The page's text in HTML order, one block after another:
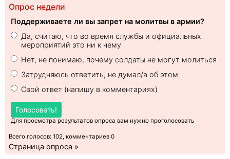
Опрос недели
Поддерживаете ли вы запрет на молитвы в армии?
Да, считаю, что во время службы и официальных
мероприятий это ни к чему
Нет, не понимаю, почему солдаты не могут молиться
Затрудняюсь ответить, не думал/а об этом
Свой ответ (напишу в комментариях)
Голосовать!
Для просмотра результатов опроса вам нужно проголосовать
Всего голосов: 102, комментариев 0
Страница опроса »